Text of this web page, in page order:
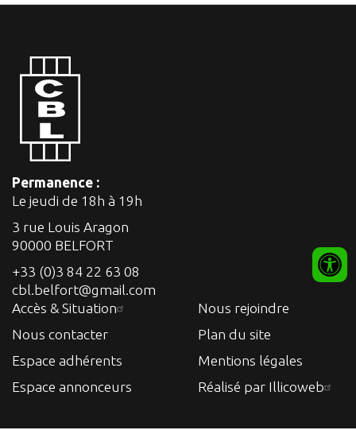
Permanence :
Le jeudi de 18h à 19h
3 rue Louis Aragon
90000 BELFORT
+33 (0)3 84 22 63 08
cbl.belfort@gmail.com
Accès & Situation
Nous contacter
Espace adhérents
Espace annonceurs
Nous rejoindre
Plan du site
Mentions légales
Réalisé par Illicoweb